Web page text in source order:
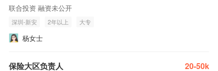
联合投资 融资未公开
深圳-新安 2年以上 大专
杨女士
保险大区负责人 20-50k